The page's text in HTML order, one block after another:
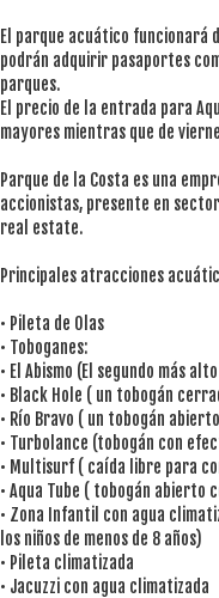
El parque acuático funcionará
podrán adquirir pasaportes
parques.
El precio de la entrada para
mayores mientras que de
Parque de la Costa es una
accionistas, presente en
real estate.
Principales atracciones
• Pileta de Olas
• Toboganes:
• El Abismo (El segundo más
• Black Hole ( un tobogán
• Río Bravo ( un tobogán
• Turbolance (tobogán con
• Multisurf ( caída libre para
• Aqua Tube ( tobogán abierto
• Zona Infantil con agua
los niños de menos de 8 años)
• Pileta climatizada
• Jacuzzi con agua climatizada